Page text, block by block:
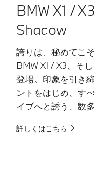
BMW X1 /
Shadow
誇りは、秘めてこそ
BMW X1 / X3、そ
登場。印象を引き
ントをはじめ、す
イブへと誘う、数
詳しくはこちら